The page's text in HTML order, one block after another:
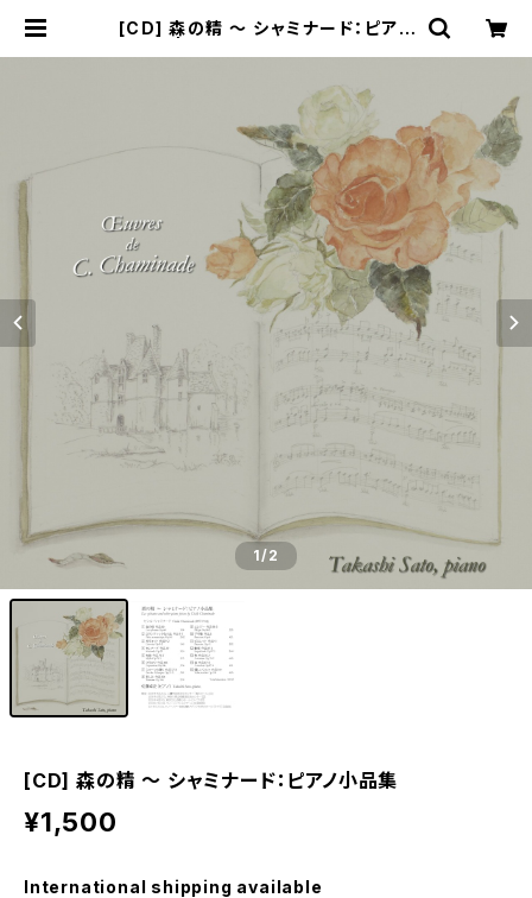
[CD] 森の精 ～ シャミナード：ピアノ
1/2
[CD] 森の精 ～ シャミナード：ピアノ小品集
¥1,500
International shipping available